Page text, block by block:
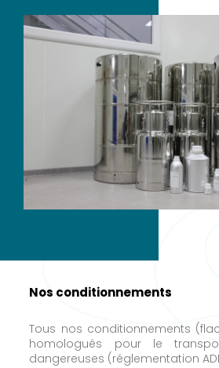
Nos conditionnements
Tous nos conditionnements
homologués pour le
dangereuses (réglementation